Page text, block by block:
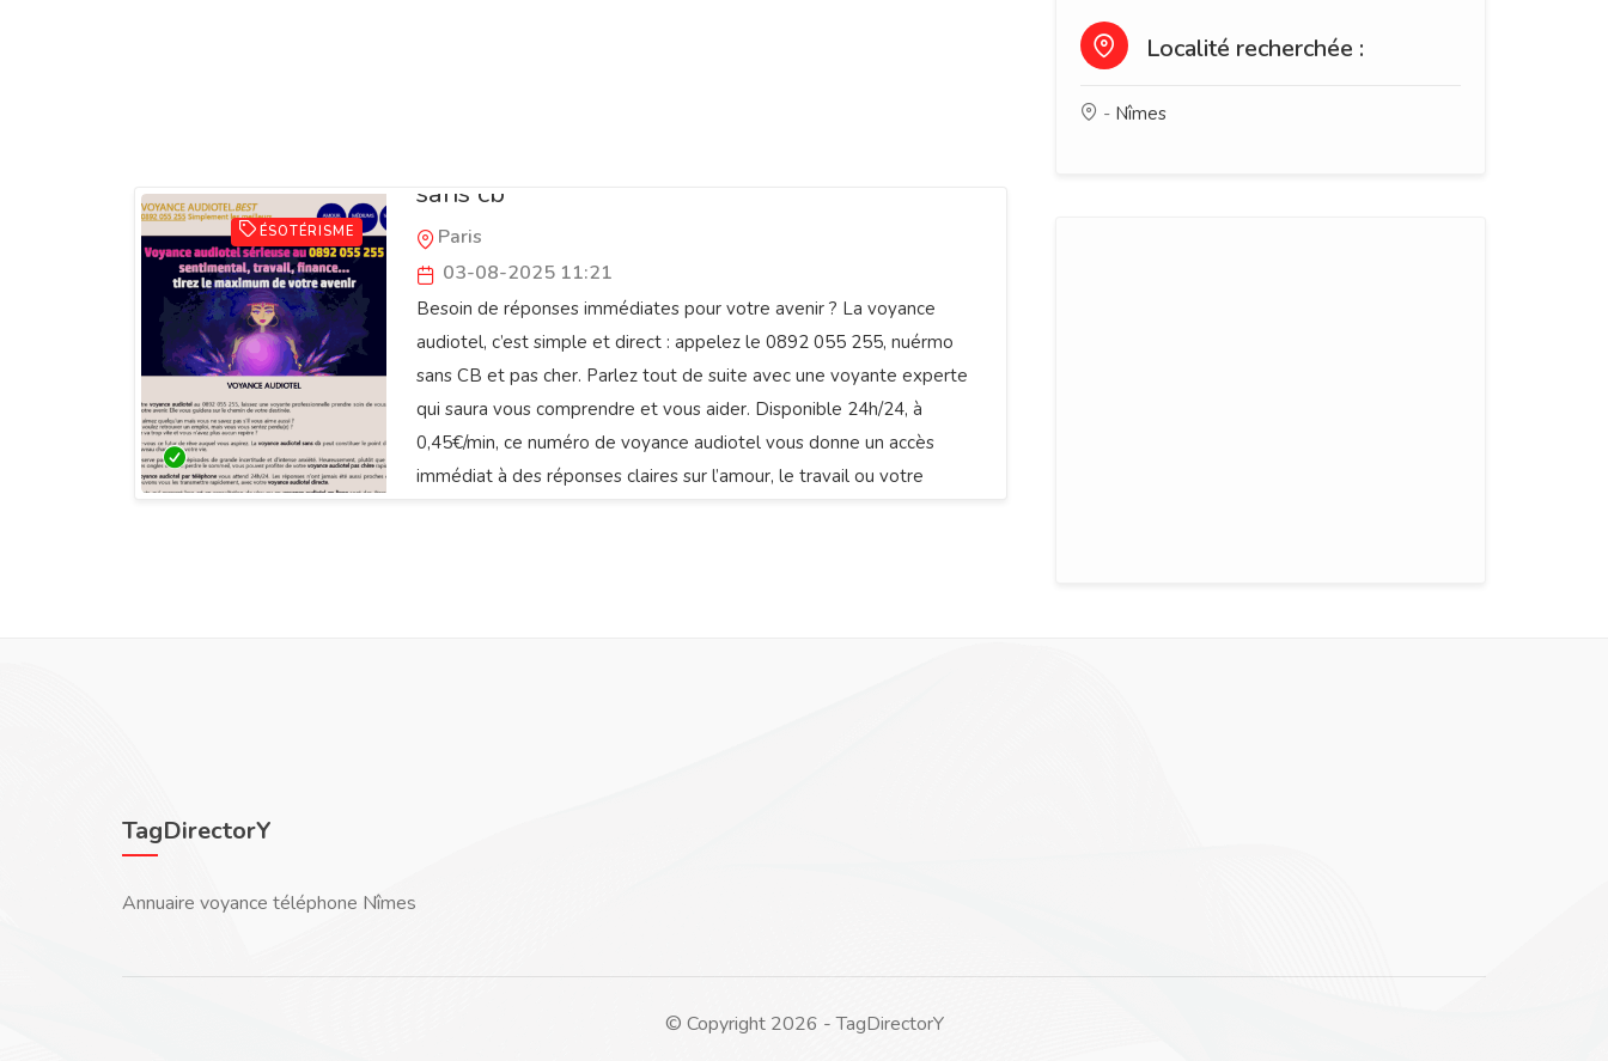
ÉSOTÉRISME
sans cb
Paris
03-08-2025 11:21
Besoin de réponses immédiates pour votre avenir ? La voyance
audiotel, c’est simple et direct : appelez le 0892 055 255, nuérmo
sans CB et pas cher. Parlez tout de suite avec une voyante experte
qui saura vous comprendre et vous aider. Disponible 24h/24, à
0,45€/min, ce numéro de voyance audiotel vous donne un accès
immédiat à des réponses claires sur l’amour, le travail ou votre
Localité recherchée :
- Nîmes
TagDirectorY
Annuaire voyance téléphone Nîmes
© Copyright 2026 - TagDirectorY